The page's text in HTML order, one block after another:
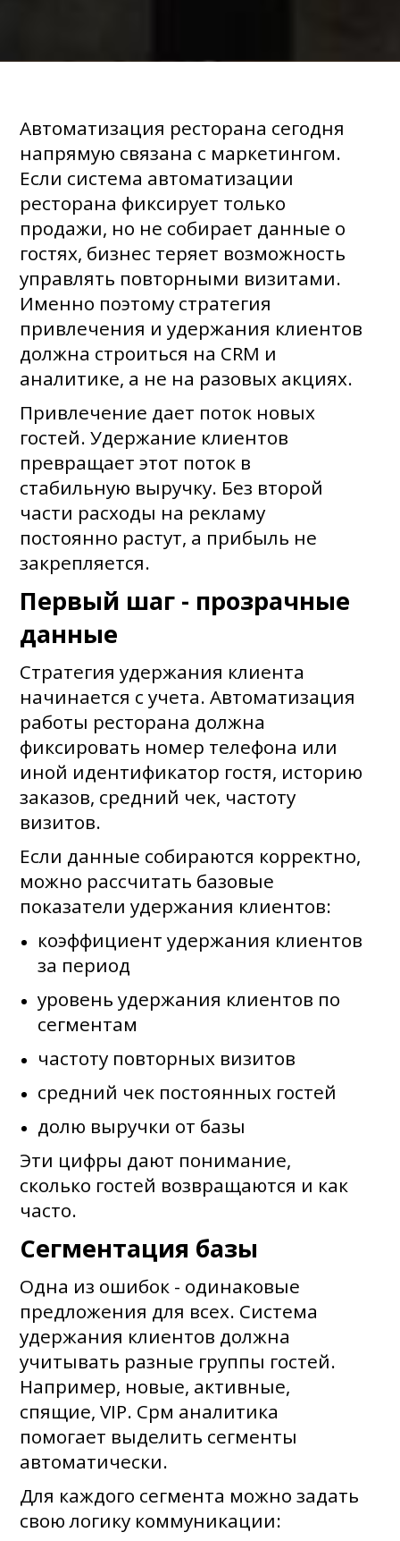
Автоматизация ресторана сегодня
напрямую связана с маркетингом.
Если система автоматизации
ресторана фиксирует только
продажи, но не собирает данные о
гостях, бизнес теряет возможность
управлять повторными визитами.
Именно поэтому стратегия
привлечения и удержания клиентов
должна строиться на CRM и
аналитике, а не на разовых акциях.
Привлечение дает поток новых
гостей. Удержание клиентов
превращает этот поток в
стабильную выручку. Без второй
части расходы на рекламу
постоянно растут, а прибыль не
закрепляется.
Первый шаг - прозрачные
данные
Стратегия удержания клиента
начинается с учета. Автоматизация
работы ресторана должна
фиксировать номер телефона или
иной идентификатор гостя, историю
заказов, средний чек, частоту
визитов.
Если данные собираются корректно,
можно рассчитать базовые
показатели удержания клиентов:
коэффициент удержания клиентов
за период
уровень удержания клиентов по
сегментам
частоту повторных визитов
средний чек постоянных гостей
долю выручки от базы
Эти цифры дают понимание,
сколько гостей возвращаются и как
часто.
Сегментация базы
Одна из ошибок - одинаковые
предложения для всех. Система
удержания клиентов должна
учитывать разные группы гостей.
Например, новые, активные,
спящие, VIP. Срм аналитика
помогает выделить сегменты
автоматически.
Для каждого сегмента можно задать
свою логику коммуникации: